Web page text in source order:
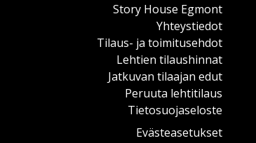
Story House Egmont
Yhteystiedot
Tilaus- ja toimitusehdot
Lehtien tilaushinnat
Jatkuvan tilaajan edut
Peruuta lehtitilaus
Tietosuojaseloste
Evästeasetukset